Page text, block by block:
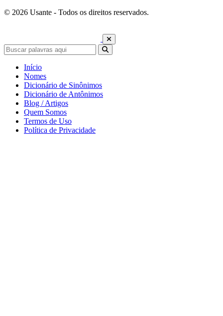
© 2026 Usante - Todos os direitos reservados.
Início
Nomes
Dicionário de Sinônimos
Dicionário de Antônimos
Blog / Artigos
Quem Somos
Termos de Uso
Política de Privacidade